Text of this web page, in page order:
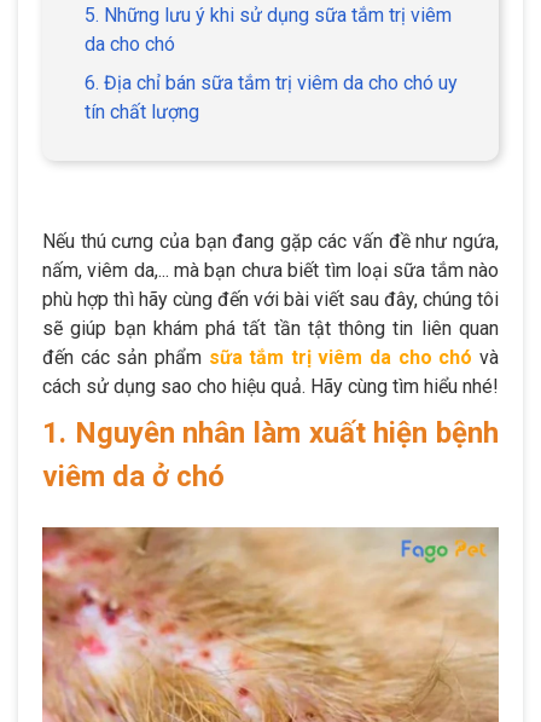
5. Những lưu ý khi sử dụng sữa tắm trị viêm
da cho chó
6. Địa chỉ bán sữa tắm trị viêm da cho chó uy
tín chất lượng
Nếu thú cưng của bạn đang gặp các vấn đề như ngứa,
nấm, viêm da,... mà bạn chưa biết tìm loại sữa tắm nào
phù hợp thì hãy cùng đến với bài viết sau đây, chúng tôi
sẽ giúp bạn khám phá tất tần tật thông tin liên quan
đến các sản phẩm sữa tắm trị viêm da cho chó và
cách sử dụng sao cho hiệu quả. Hãy cùng tìm hiểu nhé!
1. Nguyên nhân làm xuất hiện bệnh
viêm da ở chó